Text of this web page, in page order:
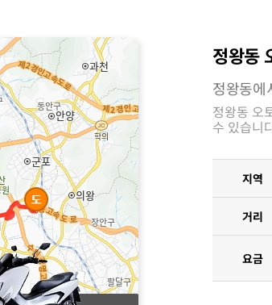
정왕동
정왕동에
정왕동 오
수 있습니
지역
거리
요금